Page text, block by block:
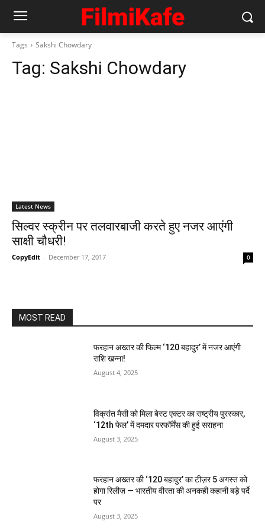
Tags Sakshi Chowdary
Tag: Sakshi Chowdary
Latest News
सिल्वर स्क्रीन पर तलवारबाजी करते हुए नजर आएंगी
साक्षी चौधरी!
CopyEdit - December 17, 2017 0
MOST READ
फरहान अख्तर की फिल्म ‘120 बहादुर’ में नजर आएंगी
राशि खन्ना!
August 4, 2025
विक्रांत मैसी को मिला बेस्ट एक्टर का राष्ट्रीय पुरस्कार,
‘12th फेल’ में दमदार परफॉर्मेंस की हुई सराहना
August 3, 2025
फरहान अख्तर की ‘120 बहादुर’ का टीज़र 5 अगस्त को
होगा रिलीज़ — भारतीय वीरता की अनकही कहानी बड़े पर्दे
पर
August 3, 2025